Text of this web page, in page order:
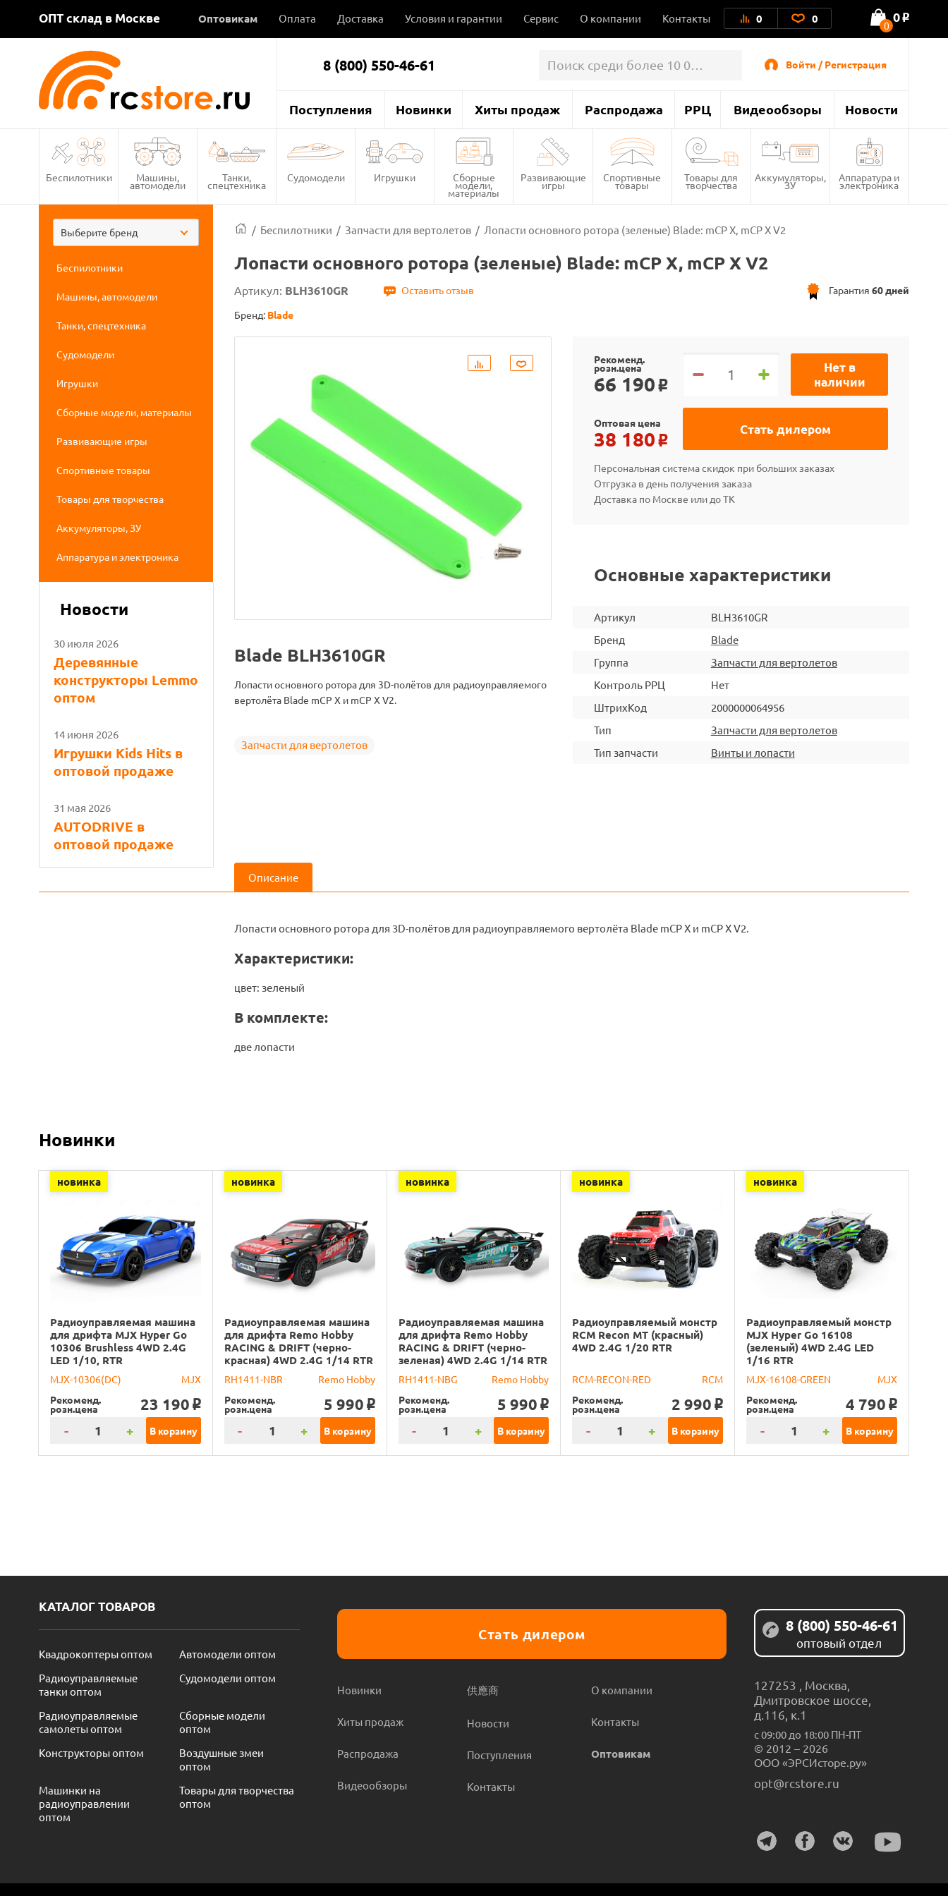
ОПТ склад в Москве Оптовикам Оплата Доставка Условия и гарантии Сервис О компании Контакты 0 0 0
0 o
8 (800) 550-46-61 Войти / Регистрация
Поступления Новинки Хиты продаж Распродажа РРЦ Видеообзоры Новости
Беспилотники Машины,
автомодели
Танки,
спецтехника
Судомодели Игрушки Сборные
модели,
материалы
Развивающие
игры
Спортивные
товары
Товары для
творчества
Аккумуляторы,
ЗУ
Аппаратура и
электроника
Выберите бренд
Беспилотники
Машины, автомодели
Танки, спецтехника
Судомодели
Игрушки
Сборные модели, материалы
Развивающие игры
Спортивные товары
Товары для творчества
Аккумуляторы, ЗУ
Аппаратура и электроника
Новости
30 июля 2026
Деревянные
конструкторы Lemmo
оптом
14 июня 2026
Игрушки Kids Hits в
оптовой продаже
31 мая 2026
AUTODRIVE в
оптовой продаже
/ Беспилотники / Запчасти для вертолетов / Лопасти основного ротора (зеленые) Blade: mCP X, mCP X V2
Лопасти основного ротора (зеленые) Blade: mCP X, mCP X V2
Артикул: BLH3610GR Оставить отзыв Гарантия 60 дней
Бренд: Blade
Blade BLH3610GR
Лопасти основного ротора для 3D-полётов для радиоуправляемого
вертолёта Blade mCP X и mCP X V2.
Запчасти для вертолетов
Рекоменд.
розн.цена
66 190 o
Нет в
наличии
Стать дилером
Оптовая цена
38 180 o
Персональная система скидок при больших заказах
Отгрузка в день получения заказа
Доставка по Москве или до ТК
Основные характеристики
Артикул
BLH3610GR
Бренд
Blade
Группа
Запчасти для вертолетов
Контроль РРЦ
Нет
ШтрихКод
2000000064956
Тип
Запчасти для вертолетов
Тип запчасти
Винты и лопасти
Описание
Лопасти основного ротора для 3D-полётов для радиоуправляемого вертолёта Blade mCP X и mCP X V2.
Характеристики:
цвет: зеленый
В комплекте:
две лопасти
Новинки
новинка
Радиоуправляемая машина
для дрифта MJX Hyper Go
10306 Brushless 4WD 2.4G
LED 1/10, RTR
MJX-10306(DC)
MJX
Рекоменд.
розн.цена 23 190 o
- + В корзину
новинка
Радиоуправляемая машина
для дрифта Remo Hobby
RACING & DRIFT (черно-
красная) 4WD 2.4G 1/14 RTR
RH1411-NBR
Remo Hobby
Рекоменд.
розн.цена 5 990 o
- + В корзину
новинка
Радиоуправляемая машина
для дрифта Remo Hobby
RACING & DRIFT (черно-
зеленая) 4WD 2.4G 1/14 RTR
RH1411-NBG
Remo Hobby
Рекоменд.
розн.цена 5 990 o
- + В корзину
новинка
Радиоуправляемый монстр
RCM Recon MT (красный)
4WD 2.4G 1/20 RTR
RCM-RECON-RED
RCM
Рекоменд.
розн.цена 2 990 o
- + В корзину
новинка
Радиоуправляемый монстр
MJX Hyper Go 16108
(зеленый) 4WD 2.4G LED
1/16 RTR
MJX-16108-GREEN
MJX
Рекоменд.
розн.цена 4 790 o
- + В корзину
КАТАЛОГ ТОВАРОВ
Квадрокоптеры оптом
Автомодели оптом
Радиоуправляемые
танки оптом
Судомодели оптом
Радиоуправляемые
самолеты оптом
Сборные модели
оптом
Конструкторы оптом
Воздушные змеи
оптом
Машинки на
радиоуправлении
оптом
Товары для творчества
оптом
Стать дилером
Новинки
Хиты продаж
Распродажа
Видеообзоры
供應商
Новости
Поступления
Контакты
О компании
Контакты
Оптовикам
8 (800) 550-46-61
оптовый отдел
127253 Москва
Дмитровское шоссе,
д.116, к.1
с 09:00 до 18:00 ПН-ПТ
© 2012 – 2026
ООО «ЭРСИсторе.ру»
opt@rcstore.ru